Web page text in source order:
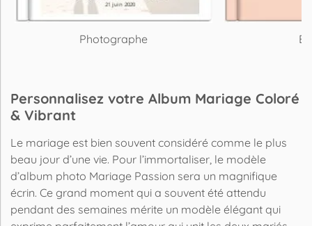
Photographe
Personnalisez votre Album Mariage Coloré
& Vibrant
Le mariage est bien souvent considéré comme le plus
beau jour d’une vie. Pour l’immortaliser, le modèle
d’album photo Mariage Passion sera un magnifique
écrin. Ce grand moment qui a souvent été attendu
pendant des semaines mérite un modèle élégant qui